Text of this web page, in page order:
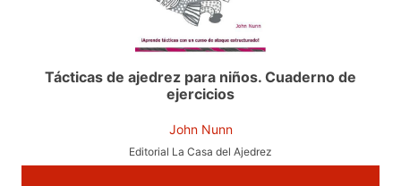
Tácticas de ajedrez para niños. Cuaderno de
ejercicios
John Nunn
Editorial La Casa del Ajedrez